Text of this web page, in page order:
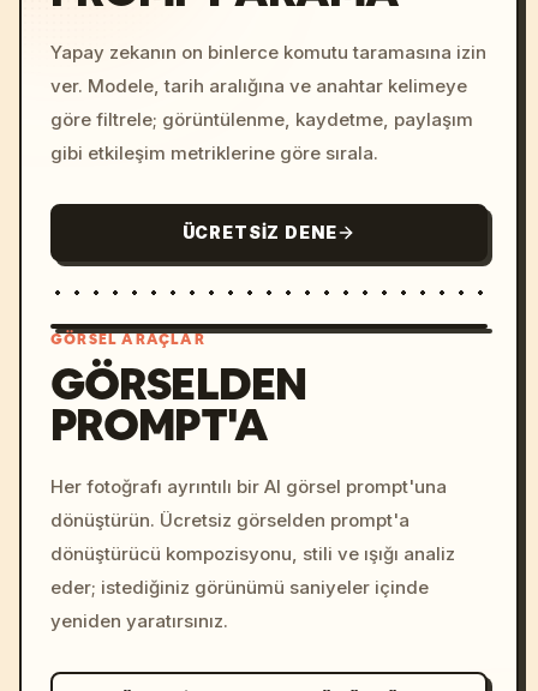
Yapay zekanın on binlerce komutu taramasına izin
ver. Modele, tarih aralığına ve anahtar kelimeye
göre filtrele; görüntülenme, kaydetme, paylaşım
gibi etkileşim metriklerine göre sırala.
ÜCRETSIZ DENE
colors, 8k --v 6.0
GÖRSEL ARAÇLAR
GÖRSELDEN
PROMPT'A
Her fotoğrafı ayrıntılı bir AI görsel prompt'una
dönüştürün. Ücretsiz görselden prompt'a
dönüştürücü kompozisyonu, stili ve ışığı analiz
eder; istediğiniz görünümü saniyeler içinde
yeniden yaratırsınız.